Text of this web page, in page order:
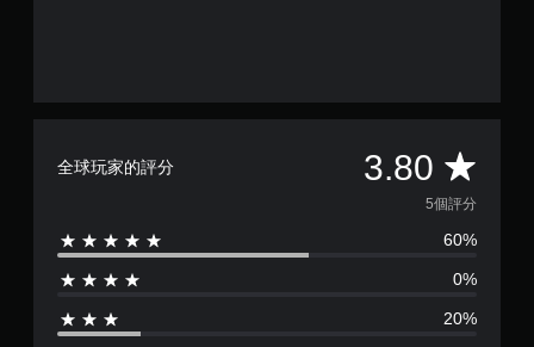
全球玩家的評分 3.80 平
均
評
分
5個評分
60%
0%
20%